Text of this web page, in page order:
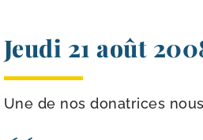
Jeudi 21 août
Une de nos dona­trices